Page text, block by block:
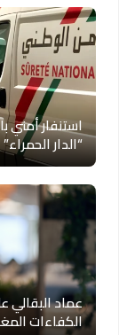
استنفار
“الدار الحمراء”
عماد
الكفاءات